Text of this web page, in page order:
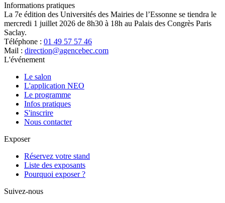
Informations pratiques
La 7e édition des Universités des Mairies de l’Essonne se tiendra le
mercredi 1 juillet 2026 de 8h30 à 18h au Palais des Congrès Paris
Saclay.
Téléphone : 01 49 57 57 46
Mail : direction@agencebec.com
L'événement
Le salon
L'application NEO
Le programme
Infos pratiques
S'inscrire
Nous contacter
Exposer
Réservez votre stand
Liste des exposants
Pourquoi exposer ?
Suivez-nous